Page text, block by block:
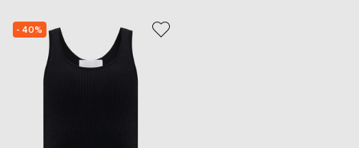
- 40%